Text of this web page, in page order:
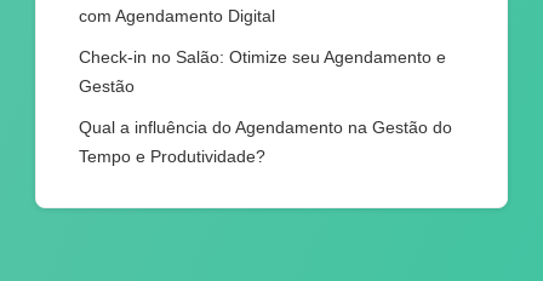
com Agendamento Digital
Check-in no Salão: Otimize seu Agendamento e
Gestão
Qual a influência do Agendamento na Gestão do
Tempo e Produtividade?